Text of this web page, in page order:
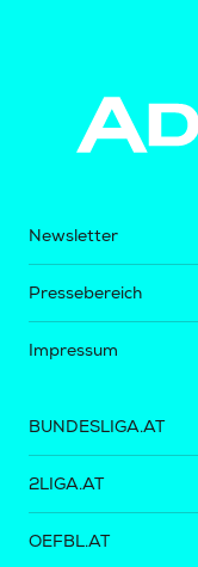
Newsletter
Pressebereich
Impressum
BUNDESLIGA.AT
2LIGA.AT
OEFBL.AT